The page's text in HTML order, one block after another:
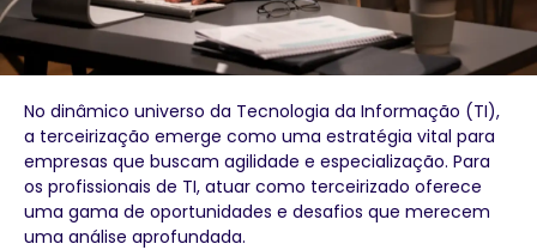
No dinâmico universo da Tecnologia da Informação (TI),
a terceirização emerge como uma estratégia vital para
empresas que buscam agilidade e especialização. Para
os profissionais de TI, atuar como terceirizado oferece
uma gama de oportunidades e desafios que merecem
uma análise aprofundada.